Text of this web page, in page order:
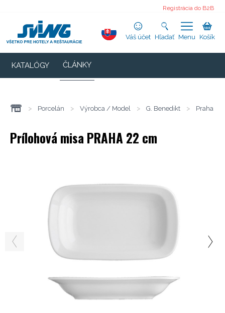
Registrácia do B2B
Váš účet Hľadať Menu Košík
KATALÓGY ČLÁNKY
> Porcelán > Výrobca / Model > G. Benedikt > Praha
Prílohová misa PRAHA 22 cm